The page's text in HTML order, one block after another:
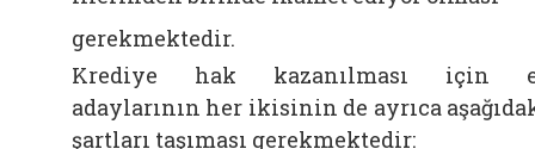
gerekmektedir.
Krediye hak kazanılması için
adaylarının her ikisinin de ayrıca
şartları taşıması gerekmektedir: